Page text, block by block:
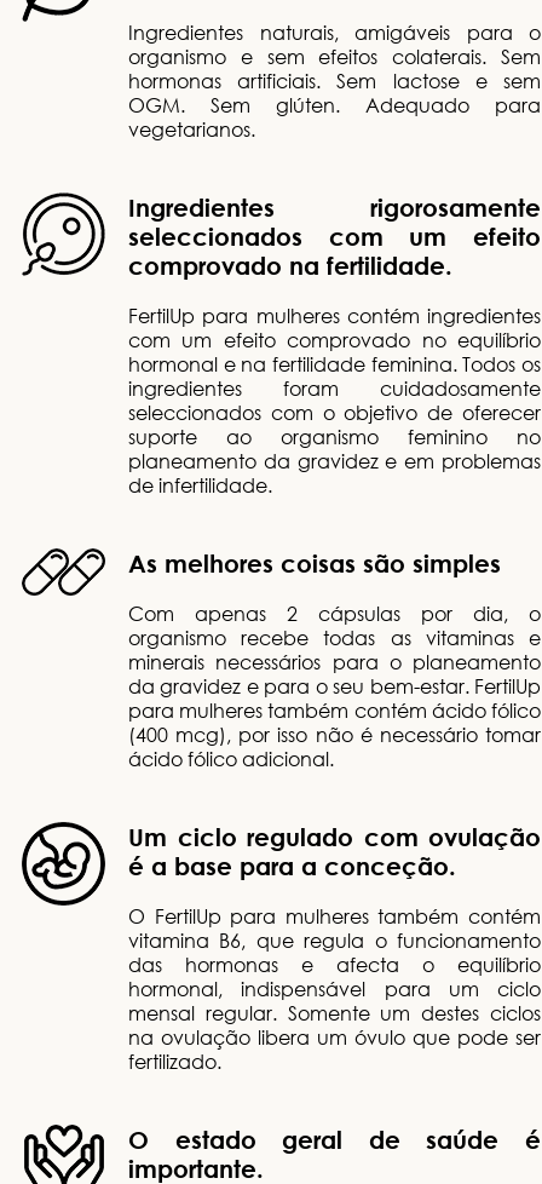
Ingredientes naturais, amigáveis para o
organismo e sem efeitos colaterais. Sem
hormonas artificiais. Sem lactose e sem
OGM. Sem glúten. Adequado para
vegetarianos.
Ingredientes rigorosamente
seleccionados com um efeito
comprovado na fertilidade.
FertilUp para mulheres contém ingredientes
com um efeito comprovado no equilíbrio
hormonal e na fertilidade feminina. Todos os
ingredientes foram cuidadosamente
seleccionados com o objetivo de oferecer
suporte ao organismo feminino no
planeamento da gravidez e em problemas
de infertilidade.
As melhores coisas são simples
Com apenas 2 cápsulas por dia, o
organismo recebe todas as vitaminas e
minerais necessários para o planeamento
da gravidez e para o seu bem-estar. FertilUp
para mulheres também contém ácido fólico
(400 mcg), por isso não é necessário tomar
ácido fólico adicional.
Um ciclo regulado com ovulação
é a base para a conceção.
O FertilUp para mulheres também contém
vitamina B6, que regula o funcionamento
das hormonas e afecta o equilíbrio
hormonal, indispensável para um ciclo
mensal regular. Somente um destes ciclos
na ovulação libera um óvulo que pode ser
fertilizado.
O estado geral de saúde é
importante.